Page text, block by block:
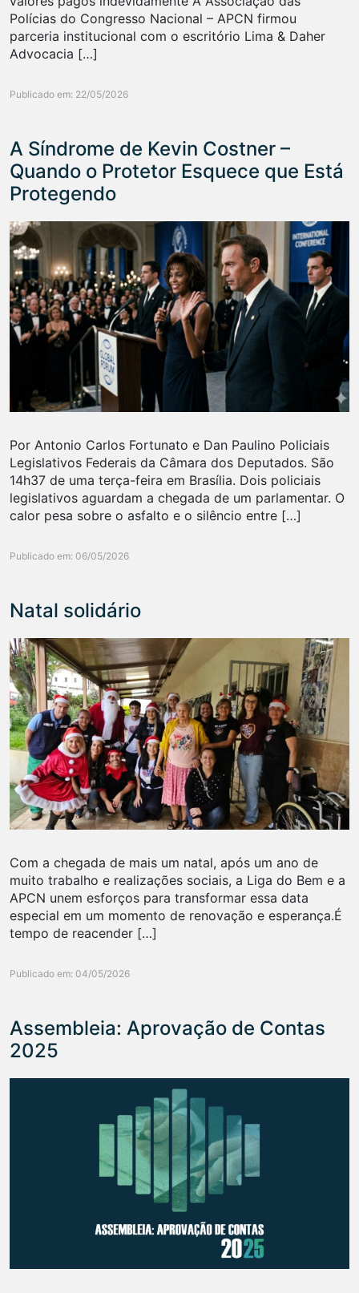
Polícias do Congresso Nacional – APCN firmou
parceria institucional com o escritório Lima & Daher
Advocacia […]
Publicado em: 22/05/2026
A Síndrome de Kevin Costner –
Quando o Protetor Esquece que Está
Protegendo
Por Antonio Carlos Fortunato e Dan Paulino Policiais
Legislativos Federais da Câmara dos Deputados. São
14h37 de uma terça-feira em Brasília. Dois policiais
legislativos aguardam a chegada de um parlamentar. O
calor pesa sobre o asfalto e o silêncio entre […]
Publicado em: 06/05/2026
Natal solidário
Com a chegada de mais um natal, após um ano de
muito trabalho e realizações sociais, a Liga do Bem e a
APCN unem esforços para transformar essa data
especial em um momento de renovação e esperança.É
tempo de reacender […]
Publicado em: 04/05/2026
Assembleia: Aprovação de Contas
2025